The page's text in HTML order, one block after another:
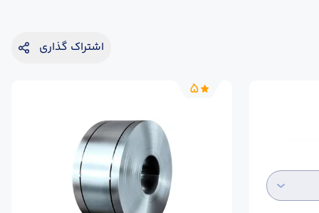
اشتراک گذاری
5